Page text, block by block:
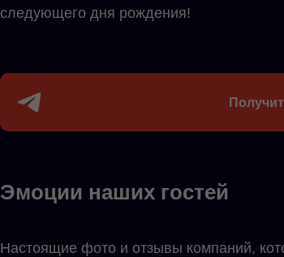
следующего дня рождения!
Эмоции наших гостей
Настоящие фото и отзывы компаний,